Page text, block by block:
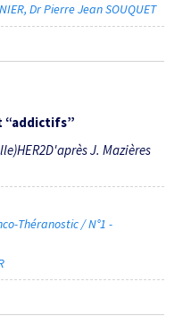
Dr Pierre Jean SOUQUET
“addictifs”
J. Mazières
Théranostic / N°1 -